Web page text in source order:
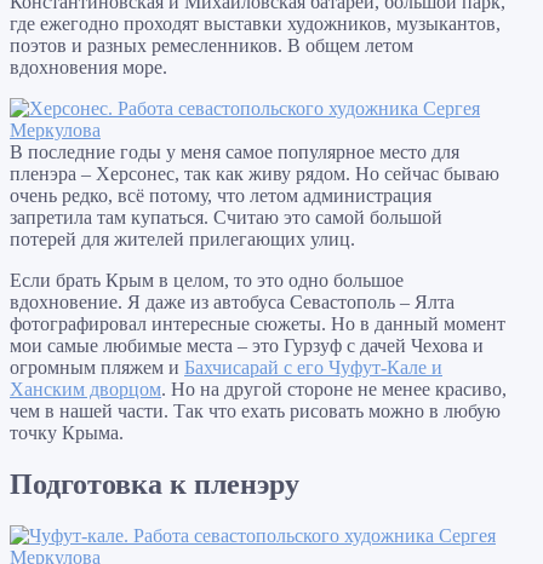
где ежегодно проходят выставки художников, музыкантов,
поэтов и разных ремесленников. В общем летом
вдохновения море.
В последние годы у меня самое популярное место для
пленэра – Херсонес, так как живу рядом. Но сейчас бываю
очень редко, всё потому, что летом администрация
запретила там купаться. Считаю это самой большой
потерей для жителей прилегающих улиц.
Если брать Крым в целом, то это одно большое
вдохновение. Я даже из автобуса Севастополь – Ялта
фотографировал интересные сюжеты. Но в данный момент
мои самые любимые места – это Гурзуф с дачей Чехова и
огромным пляжем и Бахчисарай с его Чуфут-Кале и
Ханским дворцом. Но на другой стороне не менее красиво,
чем в нашей части. Так что ехать рисовать можно в любую
точку Крыма.
Подготовка к пленэру